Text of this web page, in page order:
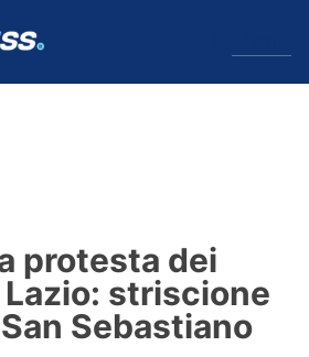
protesta dei
striscione
Sebastiano